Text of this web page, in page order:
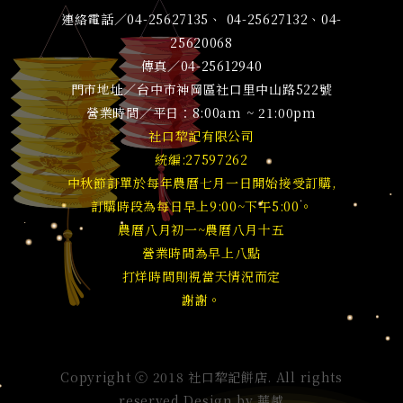
連絡電話／04-25627135、 04-25627132、04-
25620068
傳真／04-25612940
門市地址／台中市神岡區社口里中山路522號
營業時間／平日：8:00am ~ 21:00pm
社口犂記有限公司
統編:27597262
中秋節訂單於每年農曆七月一日開始接受訂購,
訂購時段為每日早上9:00~下午5:00。
農曆八月初一~農曆八月十五
營業時間為早上八點
打烊時間則視當天情況而定
謝謝。
Copyright ⓒ 2018 社口犂記餅店. All rights